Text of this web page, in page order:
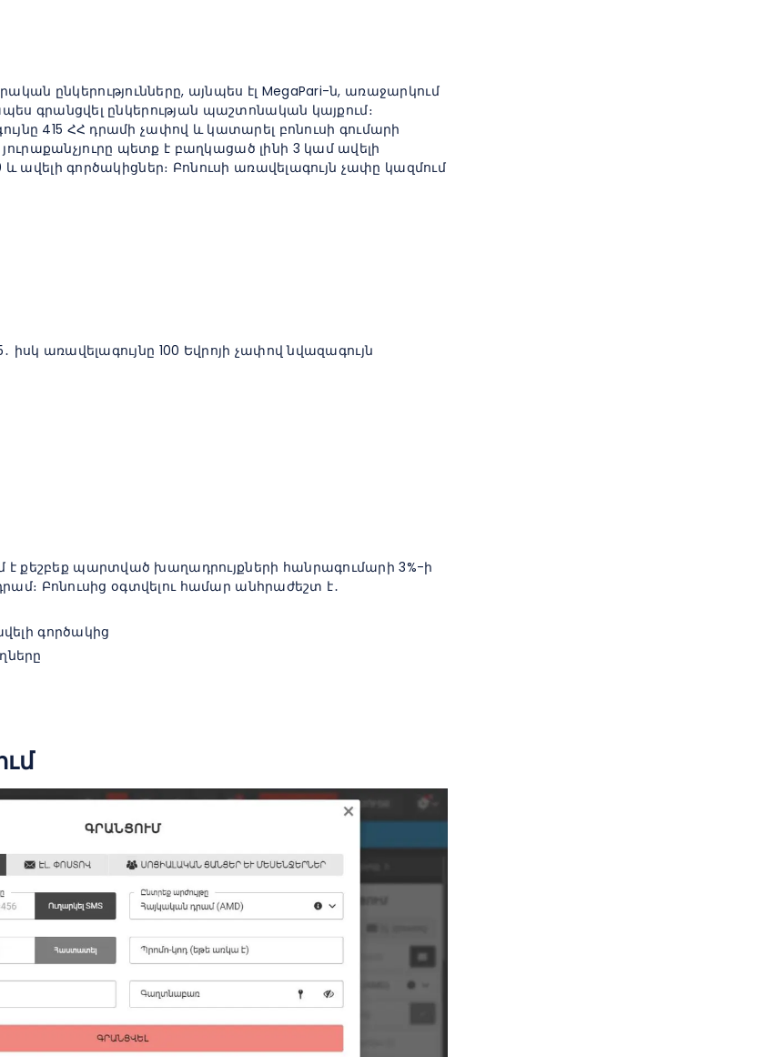
ընկերությունները, այնպես էլ MegaPari-ն, առաջարկում
գրանցվել ընկերության պաշտոնական կայքում։
415 ՀՀ դրամի չափով և կատարել բոնուսի գումարի
պետք է բաղկացած լինի 3 կամ ավելի
ավելի գործակիցներ։ Բոնուսի առավելագույն չափը կազմում
առավելագույնը 100 Եվրոյի չափով նվազագույն
քեշբեք պարտված խաղադրույքների հանրագումարի 3%-ի
Բոնուսից օգտվելու համար անհրաժեշտ է․
գործակից